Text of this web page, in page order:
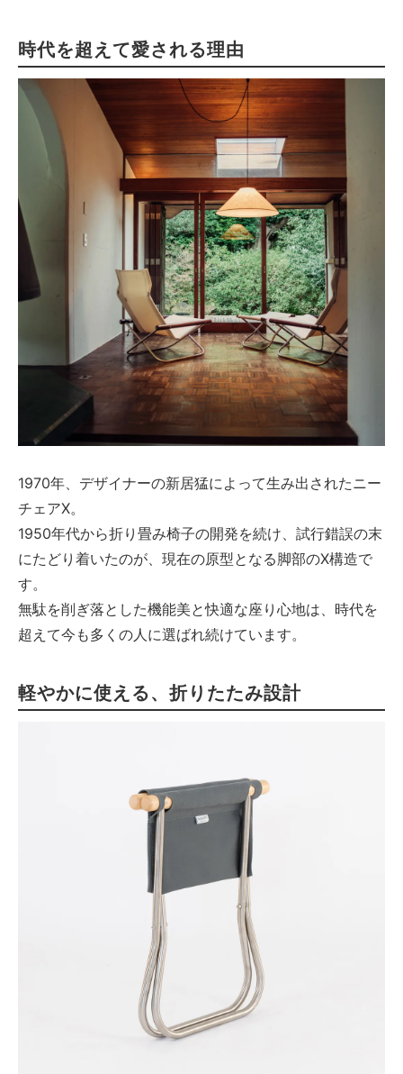
時代を超えて愛される理由
1970年、デザイナーの新居猛によって生み出されたニー
チェアX。
1950年代から折り畳み椅子の開発を続け、試行錯誤の末
にたどり着いたのが、現在の原型となる脚部のX構造で
す。
無駄を削ぎ落とした機能美と快適な座り心地は、時代を
超えて今も多くの人に選ばれ続けています。
軽やかに使える、折りたたみ設計